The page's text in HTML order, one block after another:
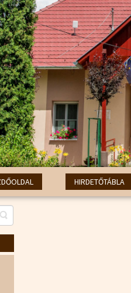
HIRDETŐTÁBLA